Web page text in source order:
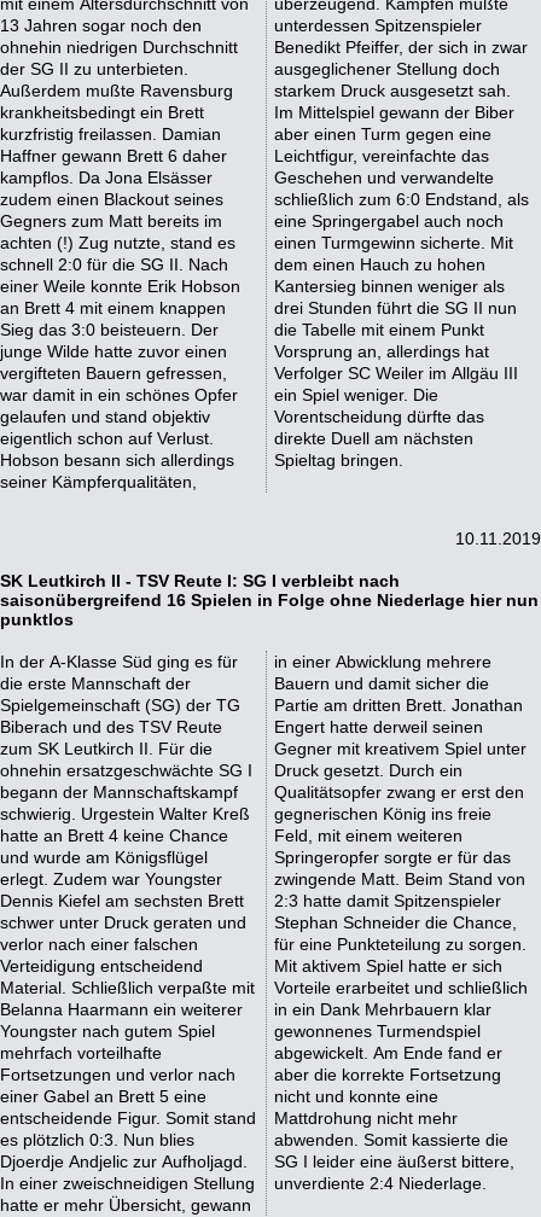
13 Jahren sogar noch den
ohnehin niedrigen Durchschnitt
der SG II zu unterbieten.
Außerdem mußte Ravensburg
krankheitsbedingt ein Brett
kurzfristig freilassen. Damian
Haffner gewann Brett 6 daher
kampflos. Da Jona Elsässer
zudem einen Blackout seines
Gegners zum Matt bereits im
achten (!) Zug nutzte, stand es
schnell 2:0 für die SG II. Nach
einer Weile konnte Erik Hobson
an Brett 4 mit einem knappen
Sieg das 3:0 beisteuern. Der
junge Wilde hatte zuvor einen
vergifteten Bauern gefressen,
war damit in ein schönes Opfer
gelaufen und stand objektiv
eigentlich schon auf Verlust.
Hobson besann sich allerdings
seiner Kämpferqualitäten,
unterdessen Spitzenspieler
Benedikt Pfeiffer, der sich in zwar
ausgeglichener Stellung doch
starkem Druck ausgesetzt sah.
Im Mittelspiel gewann der Biber
aber einen Turm gegen eine
Leichtfigur, vereinfachte das
Geschehen und verwandelte
schließlich zum 6:0 Endstand, als
eine Springergabel auch noch
einen Turmgewinn sicherte. Mit
dem einen Hauch zu hohen
Kantersieg binnen weniger als
drei Stunden führt die SG II nun
die Tabelle mit einem Punkt
Vorsprung an, allerdings hat
Verfolger SC Weiler im Allgäu III
ein Spiel weniger. Die
Vorentscheidung dürfte das
direkte Duell am nächsten
Spieltag bringen.
10.11.2019
SK Leutkirch II - TSV Reute I: SG I verbleibt nach
saisonübergreifend 16 Spielen in Folge ohne Niederlage hier nun
punktlos
In der A-Klasse Süd ging es für
die erste Mannschaft der
Spielgemeinschaft (SG) der TG
Biberach und des TSV Reute
zum SK Leutkirch II. Für die
ohnehin ersatzgeschwächte SG I
begann der Mannschaftskampf
schwierig. Urgestein Walter Kreß
hatte an Brett 4 keine Chance
und wurde am Königsflügel
erlegt. Zudem war Youngster
Dennis Kiefel am sechsten Brett
schwer unter Druck geraten und
verlor nach einer falschen
Verteidigung entscheidend
Material. Schließlich verpaßte mit
Belanna Haarmann ein weiterer
Youngster nach gutem Spiel
mehrfach vorteilhafte
Fortsetzungen und verlor nach
einer Gabel an Brett 5 eine
entscheidende Figur. Somit stand
es plötzlich 0:3. Nun blies
Djoerdje Andjelic zur Aufholjagd.
In einer zweischneidigen Stellung
hatte er mehr Übersicht, gewann
in einer Abwicklung mehrere
Bauern und damit sicher die
Partie am dritten Brett. Jonathan
Engert hatte derweil seinen
Gegner mit kreativem Spiel unter
Druck gesetzt. Durch ein
Qualitätsopfer zwang er erst den
gegnerischen König ins freie
Feld, mit einem weiteren
Springeropfer sorgte er für das
zwingende Matt. Beim Stand von
2:3 hatte damit Spitzenspieler
Stephan Schneider die Chance,
für eine Punkteteilung zu sorgen.
Mit aktivem Spiel hatte er sich
Vorteile erarbeitet und schließlich
in ein Dank Mehrbauern klar
gewonnenes Turmendspiel
abgewickelt. Am Ende fand er
aber die korrekte Fortsetzung
nicht und konnte eine
Mattdrohung nicht mehr
abwenden. Somit kassierte die
SG I leider eine äußerst bittere,
unverdiente 2:4 Niederlage.